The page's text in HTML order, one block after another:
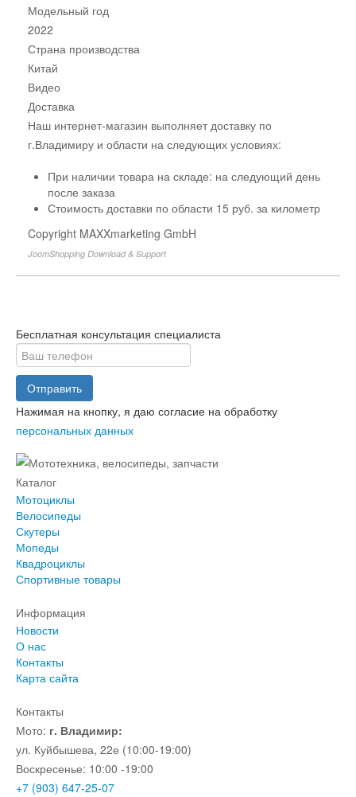
Модельный год
2022
Страна производства
Китай
Видео
Доставка
Наш интернет-магазин выполняет доставку по
г.Владимиру и области на следующих условиях:
При наличии товара на складе: на следующий день
после заказа
Стоимость доставки по области 15 руб. за километр
Copyright MAXXmarketing GmbH
JoomShopping Download & Support
Бесплатная консультация специалиста
Отправить
Нажимая на кнопку, я даю согласие на обработку
персональных данных
Каталог
Мотоциклы
Велосипеды
Скутеры
Мопеды
Квадроциклы
Спортивные товары
Информация
Новости
О нас
Контакты
Карта сайта
Контакты
Мото: г. Владимир:
ул. Куйбышева, 22е (10:00-19:00)
Воскресенье: 10:00 -19:00
+7 (903) 647-25-07